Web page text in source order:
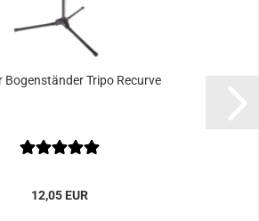
Bogenständer Tripo Recurve
12,05 EUR